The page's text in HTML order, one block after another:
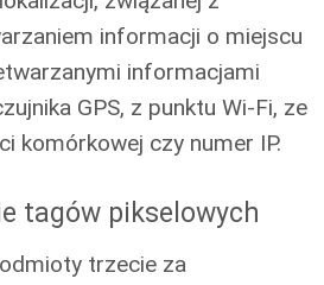
informacji o miejscu
informacjami
GPS, z punktu Wi-Fi, ze
komórkowej czy numer IP.
tagów pikselowych
trzecie za